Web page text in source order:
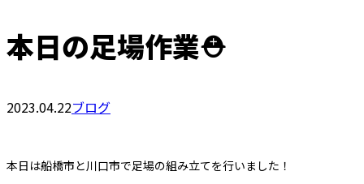
本日の足場作業⛑️
2023.04.22ブログ
本日は船橋市と川口市で足場の組み立てを行いました！